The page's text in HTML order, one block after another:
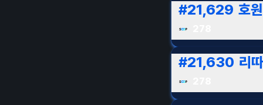
#21,629 호
#21,630 리따_